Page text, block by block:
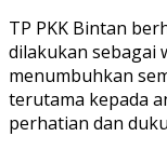
TP PKK Bintan
dilakukan sebagai
menumbuhkan
terutama kepada
perhatian dan